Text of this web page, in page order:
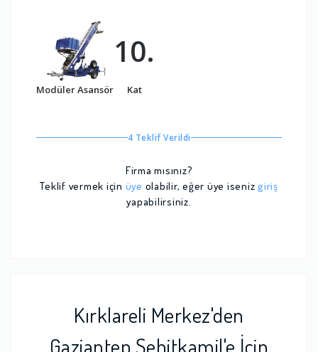
Modüler Asansör
10.
Kat
4 Teklif Verildi
Firma mısınız?
Teklif vermek için üye olabilir, eğer üye iseniz giriş
yapabilirsiniz.
Kırklareli Merkez'den
Gaziantep Şehitkamil'e İçin